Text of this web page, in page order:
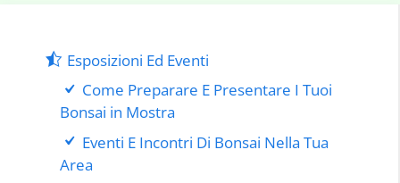
Esposizioni Ed Eventi
Come Preparare E Presentare I Tuoi
Bonsai in Mostra
Eventi E Incontri Di Bonsai Nella Tua
Area